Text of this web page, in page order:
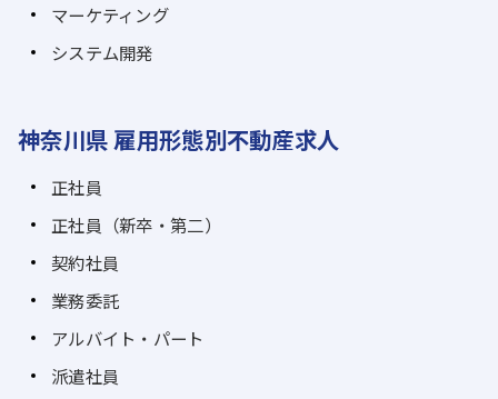
マーケティング
システム開発
神奈川県 雇用形態別不動産求人
正社員
正社員（新卒・第二）
契約社員
業務委託
アルバイト・パート
派遣社員